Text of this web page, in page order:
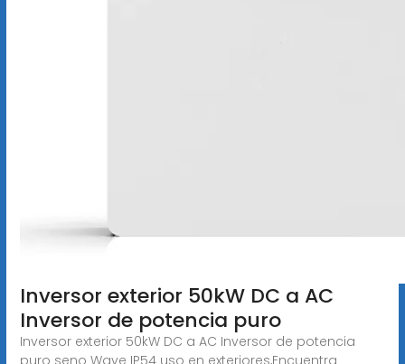
Inversor exterior 50kW DC a AC
Inversor de potencia puro
Inversor exterior 50kW DC a AC Inversor de potencia
puro seno Wave IP54 uso en exteriores,Encuentra